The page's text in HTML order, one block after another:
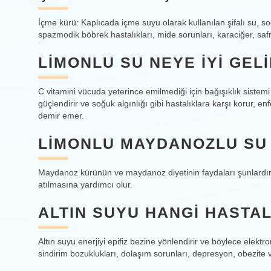
İçme kürü: Kaplıcada içme suyu olarak kullanılan şifalı su,
spazmodik böbrek hastalıkları, mide sorunları, karaciğer,
LIMONLU SU NEYE IYI
C vitamini vücuda yeterince emilmediği için bağışıklık
güçlendirir ve soğuk algınlığı gibi hastalıklara karşı korur,
demir emer.
LIMONLU MAYDANOZLU
Maydanoz kürünün ve maydanoz diyetinin faydaları
atılmasına yardımcı olur.
ALTIN SUYU HANGI
Altın suyu enerjiyi epifiz bezine yönlendirir ve böylece
sindirim bozuklukları, dolaşım sorunları, depresyon, obezite